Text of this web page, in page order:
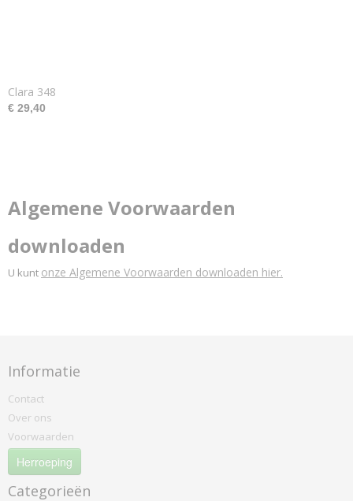
Clara 348
€ 29,40
Algemene Voorwaarden
downloaden
U kunt onze Algemene Voorwaarden downloaden hier.
Informatie
Contact
Over ons
Voorwaarden
Herroeping
Categorieën